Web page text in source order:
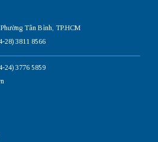
Tân Bình, TP.HCM
28) 3811 8566
24) 3776 5859